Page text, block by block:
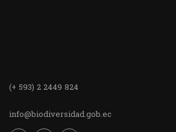
(+ 593) 2 2449 824
info@biodiversidad.gob.ec